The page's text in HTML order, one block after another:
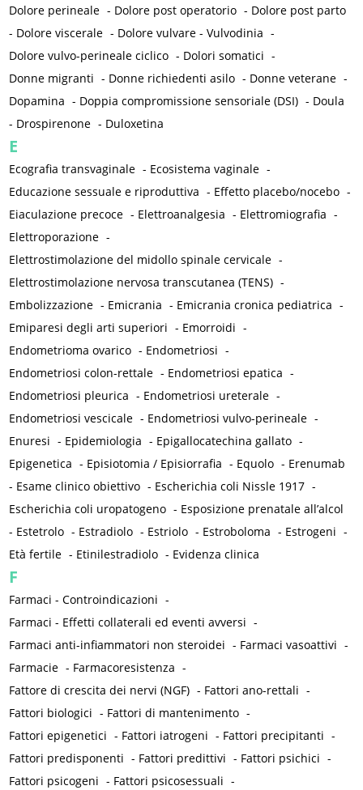
Dolore perineale - Dolore post operatorio - Dolore post parto
- Dolore viscerale - Dolore vulvare - Vulvodinia -
Dolore vulvo-perineale ciclico - Dolori somatici -
Donne migranti - Donne richiedenti asilo - Donne veterane -
Dopamina - Doppia compromissione sensoriale (DSI) - Doula
- Drospirenone - Duloxetina
E
Ecografia transvaginale - Ecosistema vaginale -
Educazione sessuale e riproduttiva - Effetto placebo/nocebo -
Eiaculazione precoce - Elettroanalgesia - Elettromiografia -
Elettroporazione -
Elettrostimolazione del midollo spinale cervicale -
Elettrostimolazione nervosa transcutanea (TENS) -
Embolizzazione - Emicrania - Emicrania cronica pediatrica -
Emiparesi degli arti superiori - Emorroidi -
Endometrioma ovarico - Endometriosi -
Endometriosi colon-rettale - Endometriosi epatica -
Endometriosi pleurica - Endometriosi ureterale -
Endometriosi vescicale - Endometriosi vulvo-perineale -
Enuresi - Epidemiologia - Epigallocatechina gallato -
Epigenetica - Episiotomia / Episiorrafia - Equolo - Erenumab
- Esame clinico obiettivo - Escherichia coli Nissle 1917 -
Escherichia coli uropatogeno - Esposizione prenatale all’alcol
- Estetrolo - Estradiolo - Estriolo - Estroboloma - Estrogeni -
Età fertile - Etinilestradiolo - Evidenza clinica
F
Farmaci - Controindicazioni -
Farmaci - Effetti collaterali ed eventi avversi -
Farmaci anti-infiammatori non steroidei - Farmaci vasoattivi -
Farmacie - Farmacoresistenza -
Fattore di crescita dei nervi (NGF) - Fattori ano-rettali -
Fattori biologici - Fattori di mantenimento -
Fattori epigenetici - Fattori iatrogeni - Fattori precipitanti -
Fattori predisponenti - Fattori predittivi - Fattori psichici -
Fattori psicogeni - Fattori psicosessuali -